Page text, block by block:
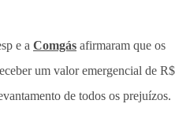
e a Comgás afirmaram que os
um valor emergencial de R$
de todos os prejuízos.